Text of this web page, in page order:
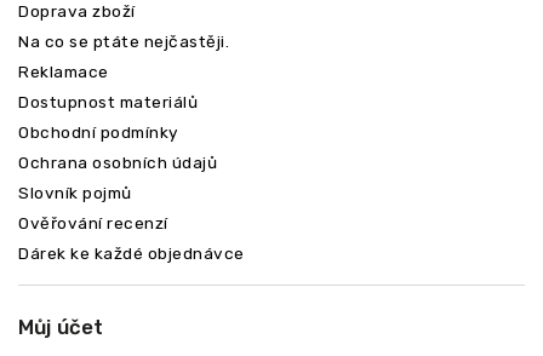
Doprava zboží
Na co se ptáte nejčastěji.
Reklamace
Dostupnost materiálů
Obchodní podmínky
Ochrana osobních údajů
Slovník pojmů
Ověřování recenzí
Dárek ke každé objednávce
Můj účet